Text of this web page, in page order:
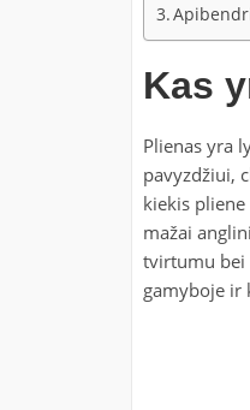
Kas
Plienas yra
pavyzdžiui,
kiekis
mažai
tvirtumu bei
gamyboje ir